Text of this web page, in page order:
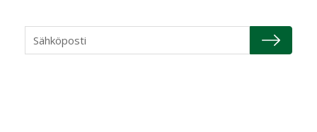
Sähköistyminen kasvaa voimakkaasti:
”Tulevat kilpailuedut syntyvät, kun